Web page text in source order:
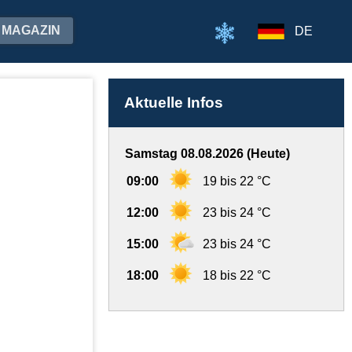
MAGAZIN DE
Aktuelle Infos
Samstag 08.08.2026 (Heute)
09:00 19 bis 22 °C
12:00 23 bis 24 °C
15:00 23 bis 24 °C
18:00 18 bis 22 °C